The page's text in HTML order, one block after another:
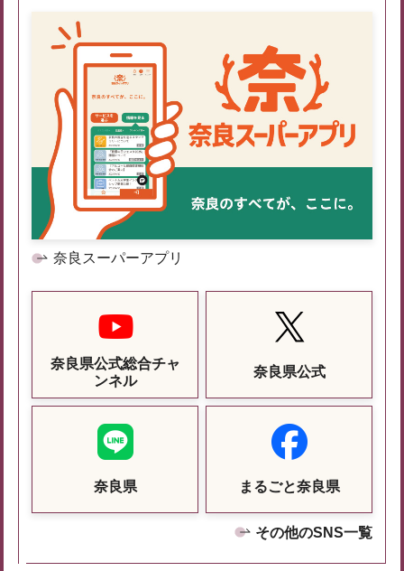
奈良スーパーアプリ
奈良県公式総合チャ
ンネル
奈良県公式
奈良県 まるごと奈良県
その他のSNS一覧